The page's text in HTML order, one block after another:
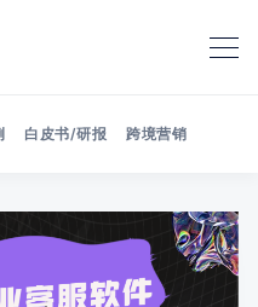
白皮书/研报 跨境营销